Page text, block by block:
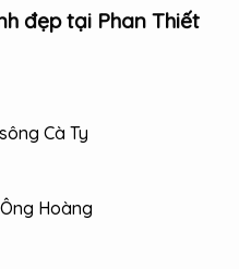
đẹp tại Phan Thiết
Cà Ty
Hoàng